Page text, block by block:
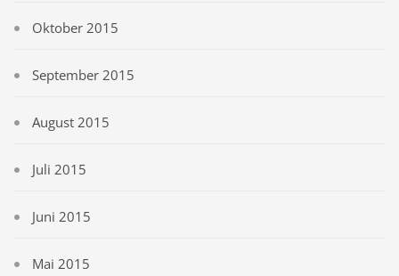
Oktober 2015
September 2015
August 2015
Juli 2015
Juni 2015
Mai 2015